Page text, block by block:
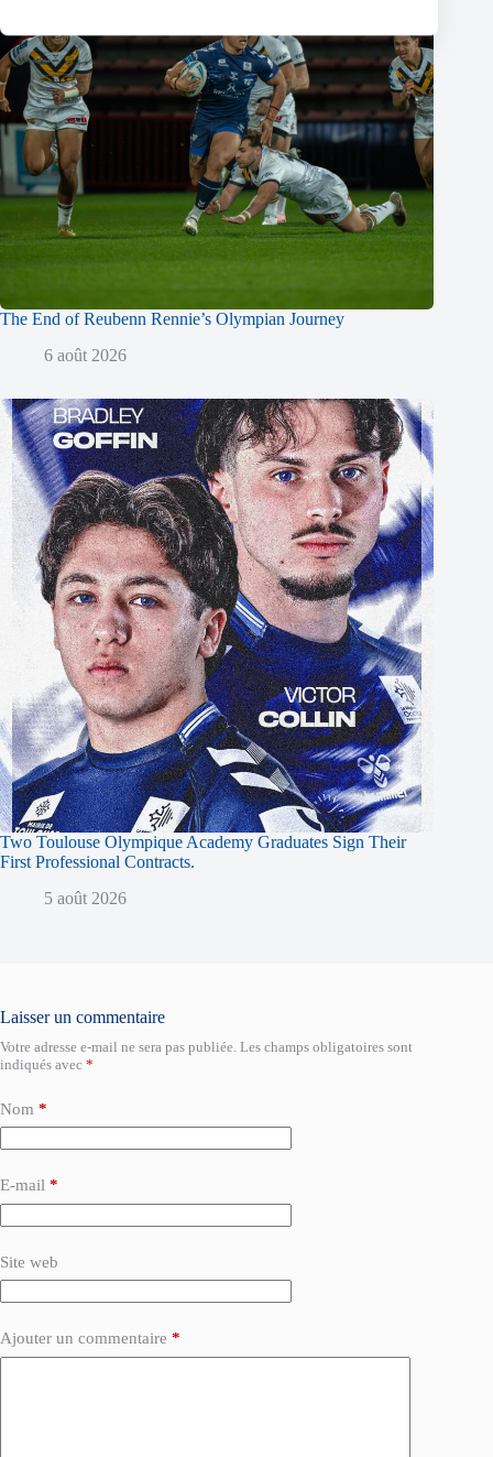
The End of Reubenn Rennie’s Olympian Journey
6 août 2026
Two Toulouse Olympique Academy Graduates Sign Their
First Professional Contracts.
5 août 2026
Laisser un commentaire
Votre adresse e-mail ne sera pas publiée. Les champs obligatoires sont
indiqués avec *
Nom *
E-mail *
Site web
Ajouter un commentaire *